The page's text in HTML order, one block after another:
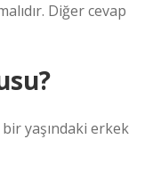
Diğer cevap
yaşındaki erkek